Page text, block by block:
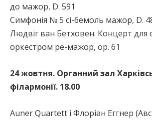
до мажор, D. 591
Симфонія № 5 сі-бемоль мажор, D.
Людвіг ван Бетховен. Концерт для
оркестром ре-мажор, op. 61
24 жовтня. Органний зал
філармонії. 18.00
Auner Quartett і Флоріан Еггнер